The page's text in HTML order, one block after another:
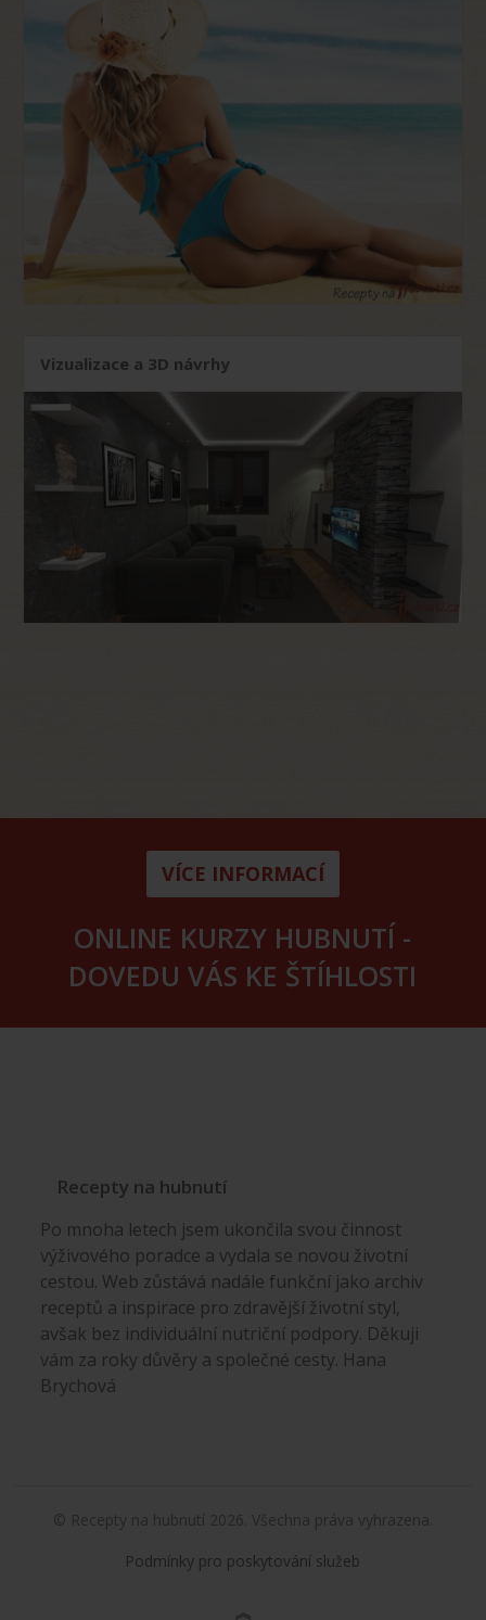
Vizualizace a 3D návrhy
VÍCE INFORMACÍ
ONLINE KURZY HUBNUTÍ -
DOVEDU VÁS KE ŠTÍHLOSTI
Recepty na hubnutí
Po mnoha letech jsem ukončila svou činnost
výživového poradce a vydala se novou životní
cestou. Web zůstává nadále funkční jako archiv
receptů a inspirace pro zdravější životní styl,
avšak bez individuální nutriční podpory. Děkuji
vám za roky důvěry a společné cesty. Hana
Brychová
© Recepty na hubnutí 2026. Všechna práva vyhrazena.
Podmínky pro poskytování služeb